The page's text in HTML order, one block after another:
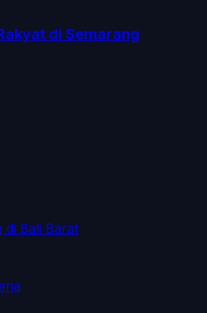
di Semarang
di Bali Barat